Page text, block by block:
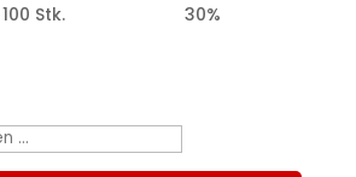
100 Stk.
30%